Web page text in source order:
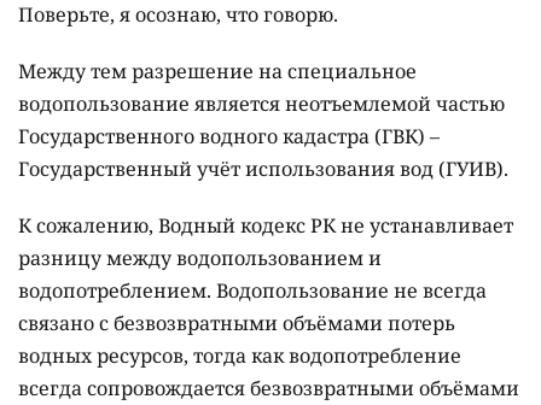
Поверьте, я осознаю, что говорю.
Между тем разрешение на специальное
водопользование является неотъемлемой частью
Государственного водного кадастра (ГВК) –
Государственный учёт использования вод (ГУИВ).
К сожалению, Водный кодекс РК не устанавливает
разницу между водопользованием и
водопотреблением. Водопользование не всегда
связано с безвозвратными объёмами потерь
водных ресурсов, тогда как водопотребление
всегда сопровождается безвозвратными объёмами